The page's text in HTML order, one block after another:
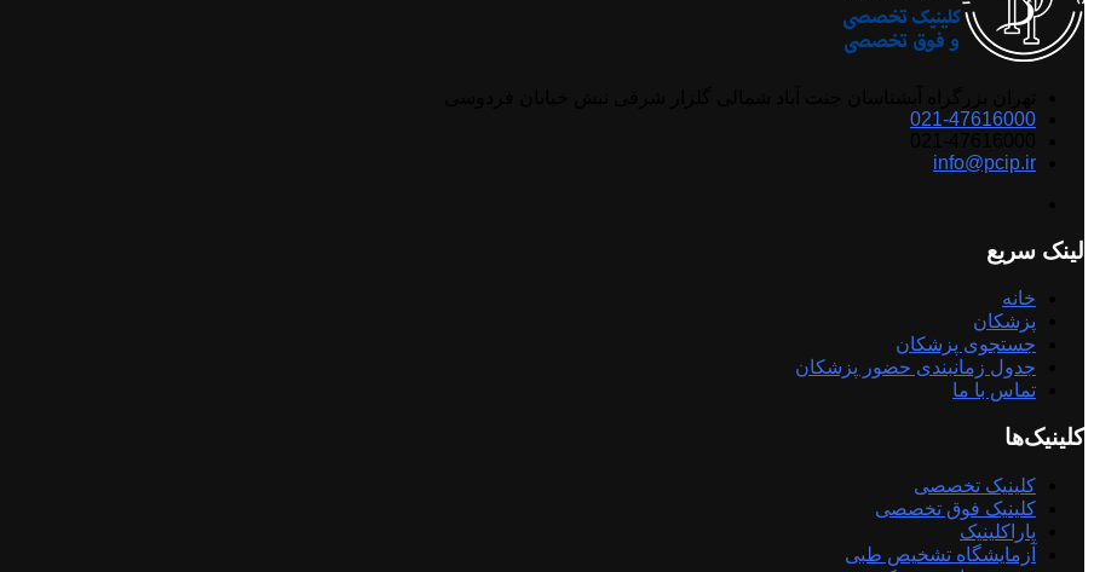
021-47616000
info@pcip.ir
لینک سریع
خانه
پزشکان
جستجوی پزشکان
جدول زمانبندی حضور پزشکان
تماس با ما
کلینیک‌ها
کلینیک تخصصی
کلینیک فوق تخصصی
پاراکلینیک
آزمایشگاه تشخیص طبی